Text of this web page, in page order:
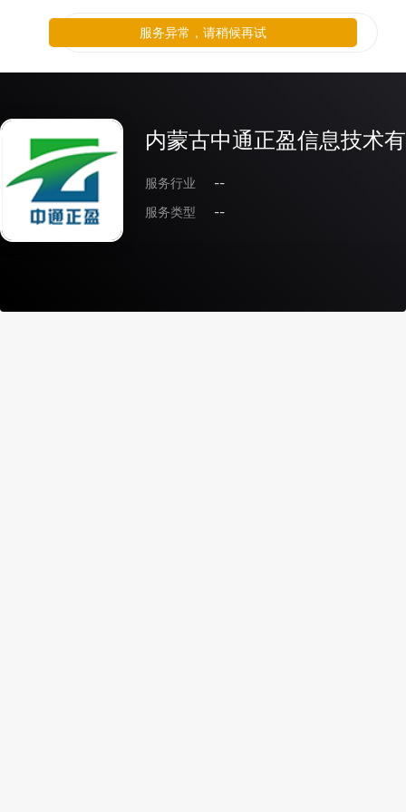
内蒙古中通正盈信息技术
服务行业
--
服务类型
--
服务异常，请稍候再试